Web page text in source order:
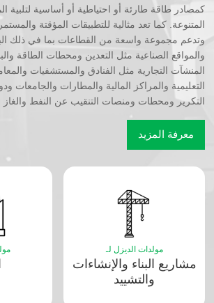
كمصادر طاقة طارئة أو احتياطية أو أساسية لتلبية
المتنوعة. كما تعد مثالية للتطبيقات المؤقتة
وتدعم مجموعة واسعة من القطاعات بما في ذلك
والمواقع الصناعية مثل التعدين ومحطات الطاقة
المنشآت التجارية مثل الفنادق والمستشفيات
التعليمية والمراكز المالية والمطارات والجامعات
التكرير ومحطات ومنصات التنقيب عن النفط والغاز
معرفة المزيد
مولدات الديزل لـ
مشاريع البناء والإنشاءات
والتشييد